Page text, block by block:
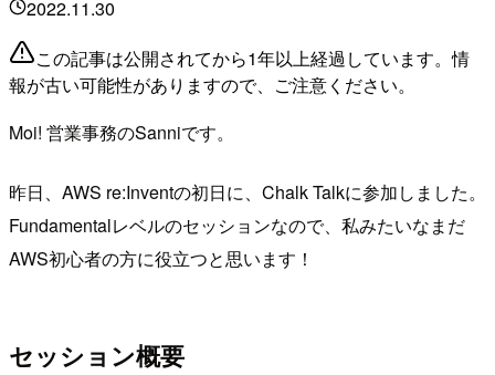
2022.11.30
この記事は公開されてから1年以上経過しています。情
報が古い可能性がありますので、ご注意ください。
Moi! 営業事務のSanniです。
昨日、AWS re:Inventの初日に、Chalk Talkに参加しました。
Fundamentalレベルのセッションなので、私みたいなまだ
AWS初心者の方に役立つと思います！
セッション概要